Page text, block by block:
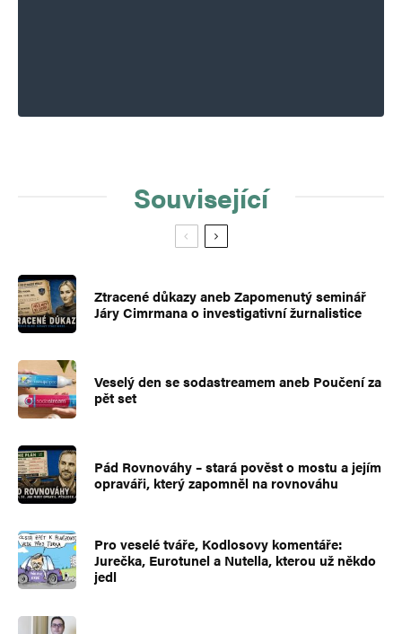
Související
Ztracené důkazy aneb Zapomenutý seminář
Járy Cimrmana o investigativní žurnalistice
Veselý den se sodastreamem aneb Poučení za
pět set
Pád Rovnováhy – stará pověst o mostu a jejím
opraváři, který zapomněl na rovnováhu
Pro veselé tváře, Kodlosovy komentáře:
Jurečka, Eurotunel a Nutella, kterou už někdo
jedl